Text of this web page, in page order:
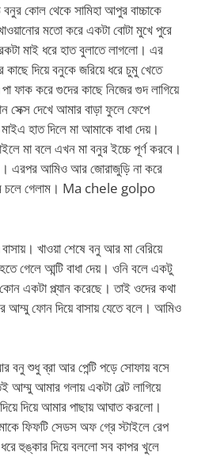
কোল থেকে সামিহা আপুর বাচ্চাকে
মতো করে একটা বোটা মুখে পুরে
মাই ধরে হাত বুলাতে লাগলো। এর
কাছে দিয়ে বনুকে জরিয়ে ধরে চুমু খেতে
ফাক করে গুদের কাছে নিজের গুদ লাগিয়ে
সেক্স দেখে আমার বাড়া ফুলে ফেপে
হাত দিলে মা আমাকে বাধা দেয়।
মা বলে এখন মা বনুর ইচ্চে পূর্ণ করবে।
এরপর আমিও আর জোরাজুড়ি না করে
চলে গেলাম। Ma chele golpo
খাওয়া শেষে বনু আর মা বেরিয়ে
গেলে আন্টি বাধা দেয়। ওনি বলে একটু
একটা প্ল্যান করেছে। তাই ওদের কথা
আম্মু ফোন দিয়ে বাসায় যেতে বলে। আমিও
বনু শুধু ব্রা আর পেন্টি পড়ে সোফায় বসে
আমার গলায় একটা বেল্ট লাগিয়ে
দিয়ে আমার পাছায় আঘাত করলো।
ফিফটি সেডস অফ গ্রে স্টাইলে রেপ
হুঙ্কার দিয়ে বললো সব কাপর খুলে